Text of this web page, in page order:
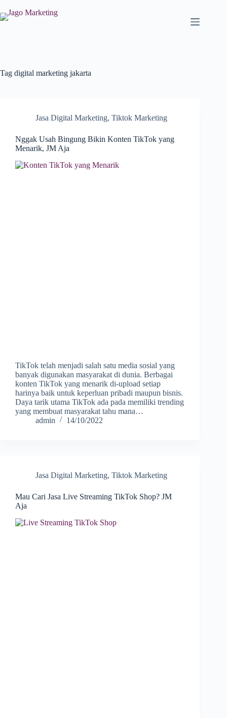
Tag digital marketing jakarta
Jasa Digital Marketing, Tiktok Marketing
Nggak Usah Bingung Bikin Konten TikTok yang
Menarik, JM Aja
TikTok telah menjadi salah satu media sosial yang
banyak digunakan masyarakat di dunia. Berbagai
konten TikTok yang menarik di-upload setiap
harinya baik untuk keperluan pribadi maupun bisnis.
Daya tarik utama TikTok ada pada memiliki trending
yang membuat masyarakat tahu mana…
admin
14/10/2022
Jasa Digital Marketing, Tiktok Marketing
Mau Cari Jasa Live Streaming TikTok Shop? JM
Aja